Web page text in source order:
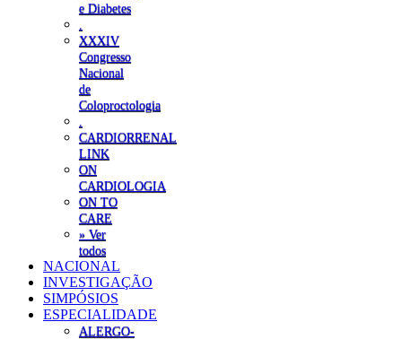
e Diabetes
XXXIV
Congresso
Nacional
de
Coloproctologia
CARDIORRENAL
LINK
ON
CARDIOLOGIA
ON TO
CARE
» Ver
todos
NACIONAL
INVESTIGAÇÃO
SIMPÓSIOS
ESPECIALIDADE
ALERGO-